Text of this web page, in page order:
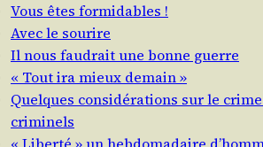
Vous êtes formidables !
Avec le sourire
Il nous faudrait une bonne guerre
« Tout ira mieux demain »
Quelques considérations sur le
criminels